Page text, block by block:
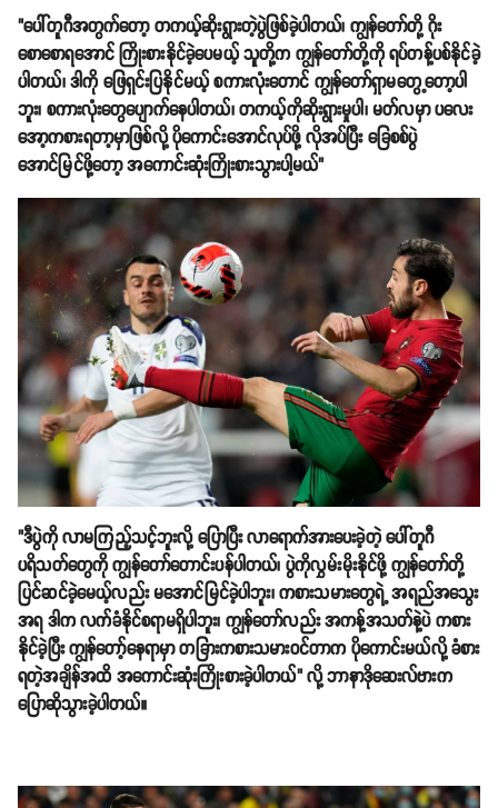
"ပေါ်တူဂီအတွက်တော့ တကယ့်ဆိုးရွားတဲ့ပွဲဖြစ်ခဲ့ပါတယ်၊ ကျွန်တော်တို့ ဂိုး
စောစောရအောင် ကြိုးစားနိုင်ခဲ့ပေမယ့် သူတို့က ကျွန်တော်တို့ကို ရပ်တန့်ပစ်နိုင်ခဲ့
ပါတယ်၊ ဒါကို ဖြေရှင်းပြနိုင်မယ့် စကားလုံးတောင် ကျွန်တော်ရှာမတွေ့တော့ပါ
ဘူး၊ စကားလုံးတွေပျောက်နေပါတယ်၊ တကယ့်ကိုဆိုးရွားမှုပါ၊ မတ်လမှာ ပလေး
အော့ကစားရတာ့မှာဖြစ်လို့ ပိုကောင်းအောင်လုပ်ဖို့ လိုအပ်ပြီး ခြေစစ်ပွဲ
အောင်မြင်ဖို့တော့ အကောင်းဆုံးကြိုးစားသွားပါ့မယ်"
"ဒီပွဲကို လာမကြည့်သင့်ဘူးလို့ ပြောပြီး လာရောက်အားပေးခဲ့တဲ့ ပေါ်တူဂီ
ပရိသတ်တွေကို ကျွန်တော်တောင်းပန်ပါတယ်၊ ပွဲကိုလွှမ်းမိုးနိုင်ဖို့ ကျွန်တော်တို့
ပြင်ဆင်ခဲ့မေယ့်လည်း မအောင်မြင်ခဲ့ပါဘူး၊ ကစားသမားတွေရဲ့ အရည်အသွေး
အရ ဒါက လက်ခံနိုင်စရာမရှိပါဘူး၊ ကျွန်တော်လည်း အကန့်အသတ်နဲ့ပဲ ကစား
နိုင်ခဲ့ပြီး ကျွန်တော့်နေရာမှာ တခြားကစားသမားဝင်တာက ပိုကောင်းမယ်လို့ ခံစား
ရတဲ့အချိန်အထိ အကောင်းဆုံးကြိုးစားခဲ့ပါတယ်" လို့ ဘာနာဒိုဆေးလ်ဗားက
ပြောဆိုသွားခဲ့ပါတယ်။